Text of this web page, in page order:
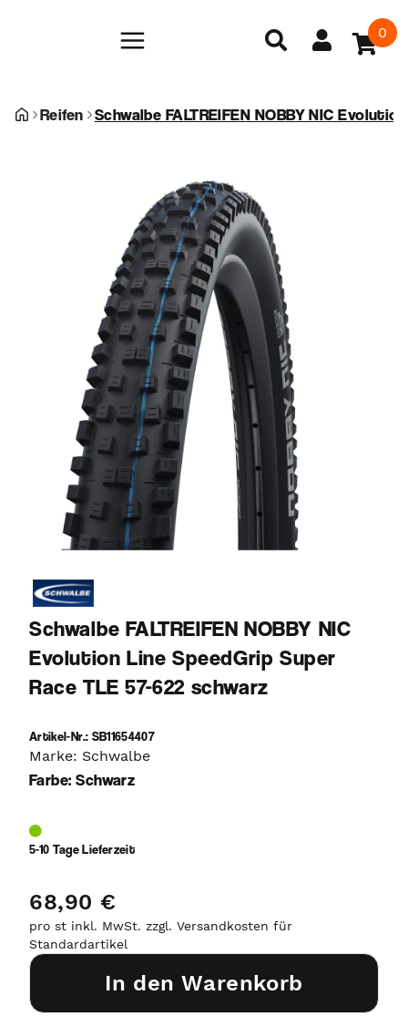
0
Reifen Schwalbe FALTREIFEN NOBBY NIC
Schwalbe FALTREIFEN NOBBY NIC
Evolution Line SpeedGrip Super
Race TLE 57-622 schwarz
Artikel-Nr.: SB11654407
Marke: Schwalbe
Farbe: Schwarz
5-10 Tage Lieferzeit
68,90 €
pro st inkl. MwSt. zzgl. Versandkosten für
Standardartikel
In den Warenkorb